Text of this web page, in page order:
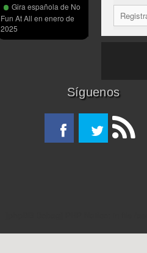
Gira española de No
Fun At All en enero de
2025
Síguenos